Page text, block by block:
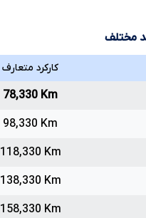
مختلف
کارکرد متعارف
78,330 Km
98,330 Km
118,330 Km
138,330 Km
158,330 Km